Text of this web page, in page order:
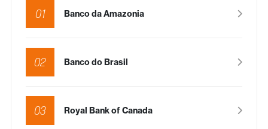
01 Banco da Amazonia
02 Banco do Brasil
03 Royal Bank of Canada